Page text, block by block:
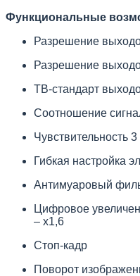
Функциональные
Разрешение
Разрешение
ТВ-стандарт
Соотношение
Чувствительность 3
Гибкая настройка
Антимуаровый
Цифровое
– х1,6
Стоп-кадр
Поворот